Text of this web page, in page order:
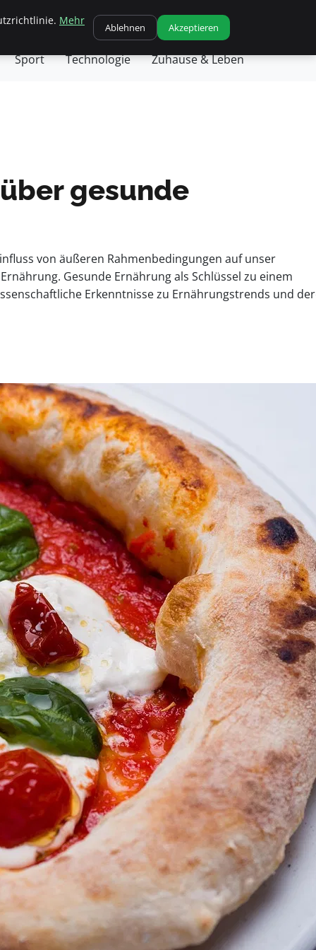
Gesundheit Haustiere Kochen
Sport Technologie Zuhause & Leben
gesunde
von äußeren Rahmenbedingungen auf unser
Gesunde Ernährung als Schlüssel zu einem
Erkenntnisse zu Ernährungstrends und
Mehr
Ablehnen Akzeptieren